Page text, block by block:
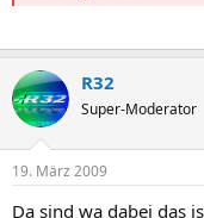
R32
Super-Moderator
19. März 2009
Da sind wa dabei das